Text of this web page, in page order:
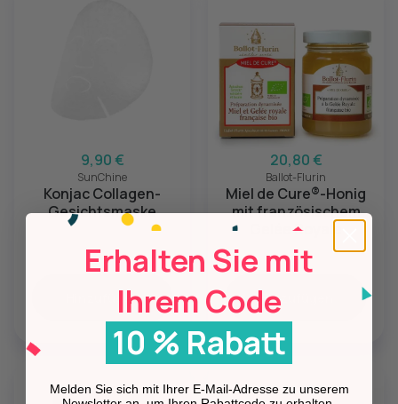
9,90 €
SunChine
Konjac Collagen-
Gesichtsmaske
Hinzufügen
20,80 €
Ballot-Flurin
Miel de Cure®-Honig
mit französischem
Gelée Royale
Hinzufügen
Erhalten Sie mit
Ihrem Code
10 % Rabatt
Melden Sie sich mit Ihrer E-Mail-Adresse zu unserem